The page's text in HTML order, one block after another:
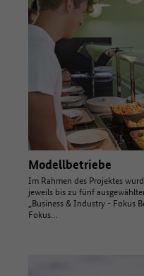
Modellbetriebe
Im Rahmen des Projektes
jeweils bis zu fünf
„Business & Industry - Fokus
Fokus…